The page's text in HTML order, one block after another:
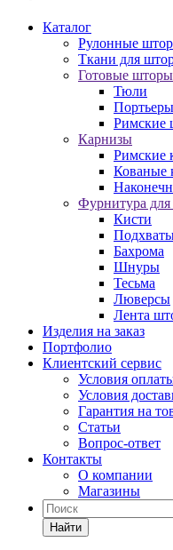
Каталог
Рулонные
Ткани для
Готовые шторы
Тюли
Портьеры
Римские
Карнизы
Римские
Кованые
Фурнитура
Кисти
Бахрома
Шнуры
Тесьма
Люверсы
Лента
Изделия на заказ
Портфолио
Клиентский сервис
Условия
Условия
Гарантия на
Статьи
Вопрос-ответ
Контакты
О компании
Магазины
Найти